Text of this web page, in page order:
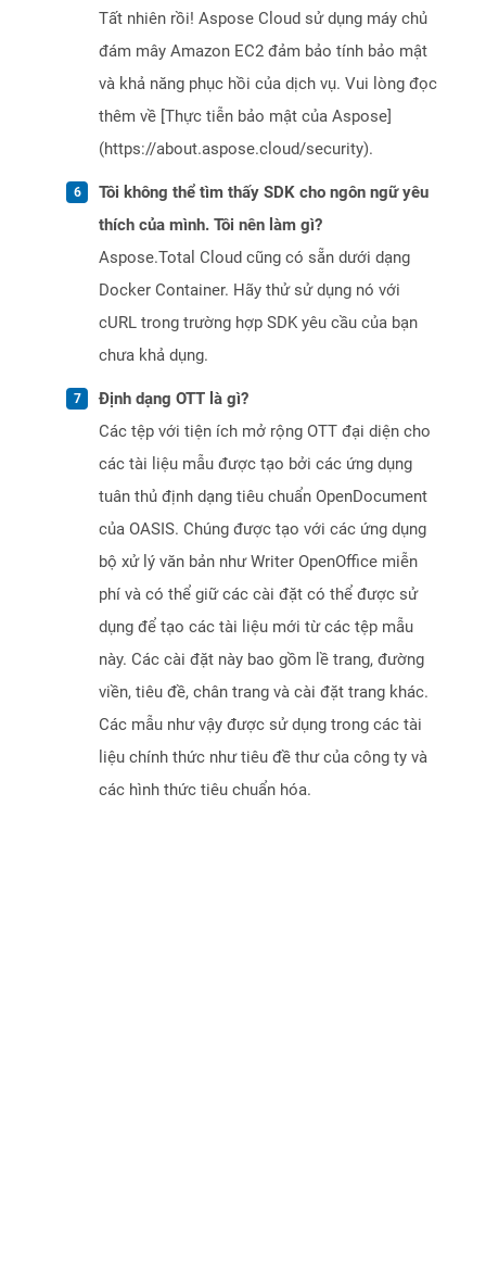
Tất nhiên rồi! Aspose Cloud sử dụng máy chủ
đám mây Amazon EC2 đảm bảo tính bảo mật
và khả năng phục hồi của dịch vụ. Vui lòng đọc
thêm về [Thực tiễn bảo mật của Aspose]
(https://about.aspose.cloud/security).
Tôi không thể tìm thấy SDK cho ngôn ngữ yêu
thích của mình. Tôi nên làm gì?
Aspose.Total Cloud cũng có sẵn dưới dạng
Docker Container. Hãy thử sử dụng nó với
cURL trong trường hợp SDK yêu cầu của bạn
chưa khả dụng.
Định dạng OTT là gì?
Các tệp với tiện ích mở rộng OTT đại diện cho
các tài liệu mẫu được tạo bởi các ứng dụng
tuân thủ định dạng tiêu chuẩn OpenDocument
của OASIS. Chúng được tạo với các ứng dụng
bộ xử lý văn bản như Writer OpenOffice miễn
phí và có thể giữ các cài đặt có thể được sử
dụng để tạo các tài liệu mới từ các tệp mẫu
này. Các cài đặt này bao gồm lề trang, đường
viền, tiêu đề, chân trang và cài đặt trang khác.
Các mẫu như vậy được sử dụng trong các tài
liệu chính thức như tiêu đề thư của công ty và
các hình thức tiêu chuẩn hóa.